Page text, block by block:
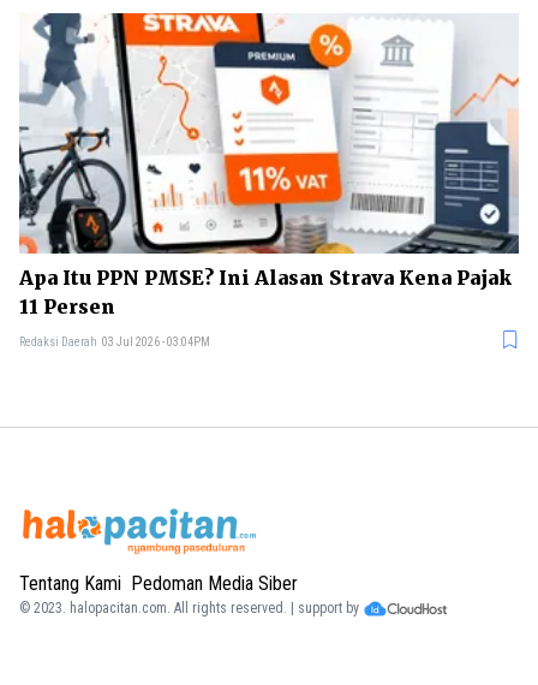
Apa Itu PPN PMSE? Ini Alasan Strava Kena Pajak
11 Persen
Redaksi Daerah 03 Jul 2026 - 03:04PM
Tentang Kami Pedoman Media Siber
© 2023. halopacitan.com. All rights reserved. | support by